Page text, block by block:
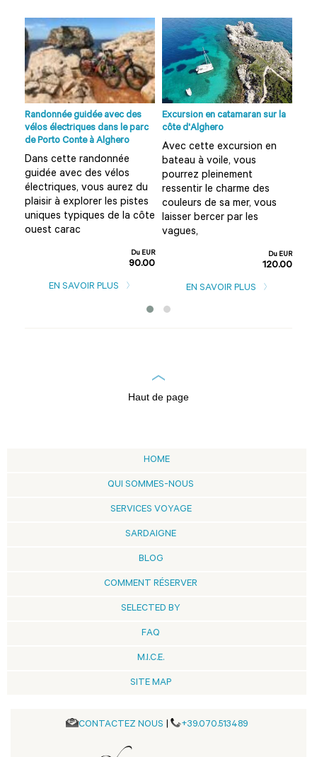
Randonnée guidée avec des
vélos électriques dans le parc
de Porto Conte à Alghero
Dans cette randonnée
guidée avec des vélos
électriques, vous aurez du
plaisir à explorer les pistes
uniques typiques de la côte
ouest carac
Du EUR
90.00
EN SAVOIR PLUS
Excursion en catamaran sur la
côte d'Alghero
Avec cette excursion en
bateau à voile, vous
pourrez pleinement
ressentir le charme des
couleurs de sa mer, vous
laisser bercer par les
vagues,
Du EUR
120.00
EN SAVOIR PLUS
Haut de page
HOME
QUI SOMMES-NOUS
SERVICES VOYAGE
SARDAIGNE
BLOG
COMMENT RÉSERVER
SELECTED BY
FAQ
M.I.C.E.
SITE MAP
CONTACTEZ NOUS | +39.070.513489